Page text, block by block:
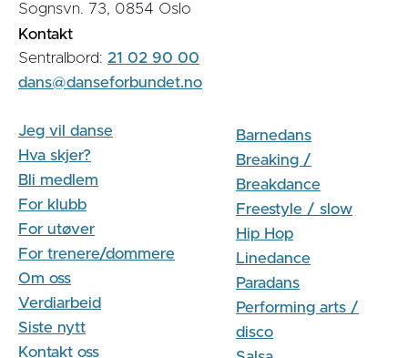
Sognsvn. 73, 0854 Oslo
Kontakt
Sentralbord: 21 02 90 00
dans@danseforbundet.no
Jeg vil danse
Hva skjer?
Bli medlem
For klubb
For utøver
For trenere/dommere
Om oss
Verdiarbeid
Siste nytt
Kontakt oss
Barnedans
Breaking /
Breakdance
Freestyle / slow
Hip Hop
Linedance
Paradans
Performing arts /
disco